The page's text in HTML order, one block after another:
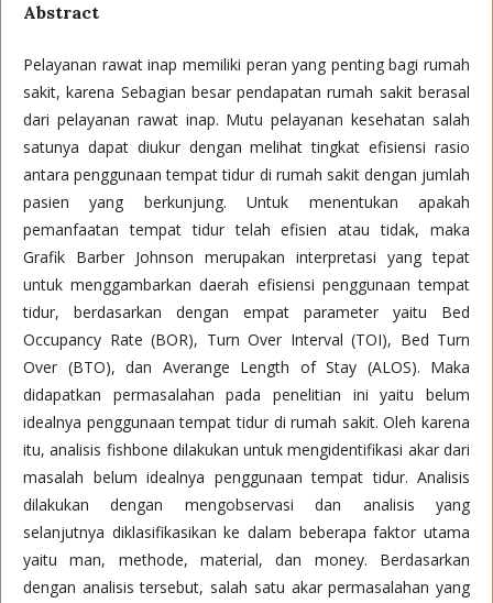
Abstract
Pelayanan rawat inap memiliki peran yang penting bagi rumah
sakit, karena Sebagian besar pendapatan rumah sakit berasal
dari pelayanan rawat inap. Mutu pelayanan kesehatan salah
satunya dapat diukur dengan melihat tingkat efisiensi rasio
antara penggunaan tempat tidur di rumah sakit dengan jumlah
pasien yang berkunjung. Untuk menentukan apakah
pemanfaatan tempat tidur telah efisien atau tidak, maka
Grafik Barber Johnson merupakan interpretasi yang tepat
untuk menggambarkan daerah efisiensi penggunaan tempat
tidur, berdasarkan dengan empat parameter yaitu Bed
Occupancy Rate (BOR), Turn Over Interval (TOI), Bed Turn
Over (BTO), dan Averange Length of Stay (ALOS). Maka
didapatkan permasalahan pada penelitian ini yaitu belum
idealnya penggunaan tempat tidur di rumah sakit. Oleh karena
itu, analisis fishbone dilakukan untuk mengidentifikasi akar dari
masalah belum idealnya penggunaan tempat tidur. Analisis
dilakukan dengan mengobservasi dan analisis yang
selanjutnya diklasifikasikan ke dalam beberapa faktor utama
yaitu man, methode, material, dan money. Berdasarkan
dengan analisis tersebut, salah satu akar permasalahan yang